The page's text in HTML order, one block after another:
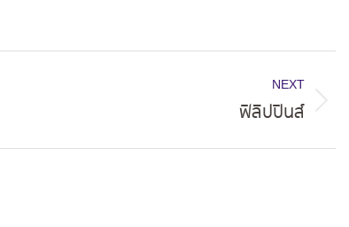
NEXT
ฟิลิปปินส์